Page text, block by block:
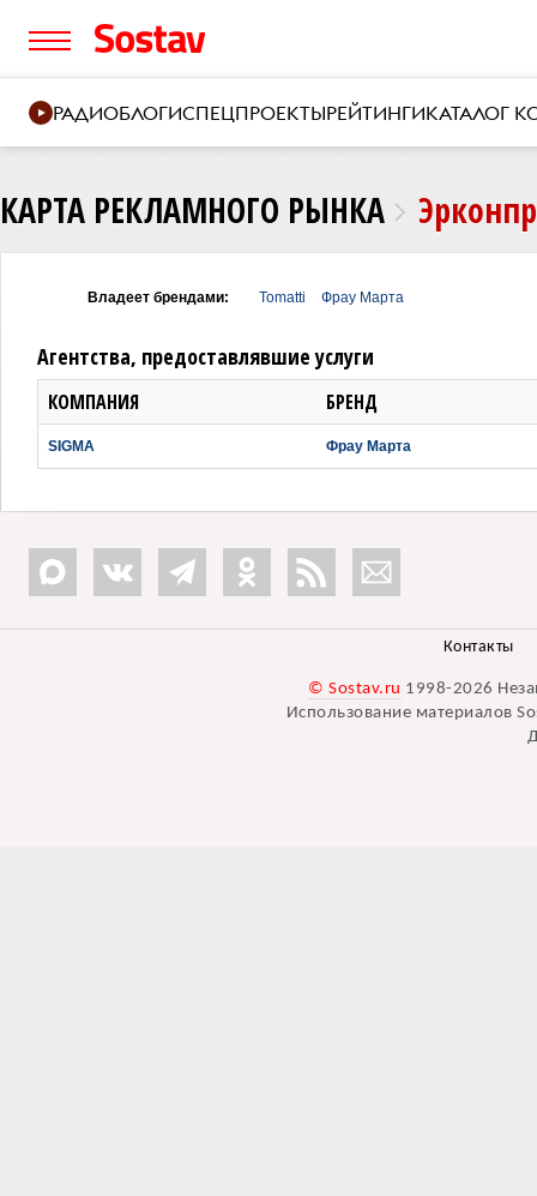
РАДИОБЛОГИСПЕЦПРОЕКТЫРЕЙТИНГИКАТАЛОГ
КАРТА РЕКЛАМНОГО РЫНКА
Владеет брендами: Tomatti Фрау Марта
Агентства, предоставлявшие услуги
КОМПАНИЯ БРЕНД
SIGMA Фрау Марта
Контакты
© Sostav.ru 1998-2026
Использование материалов